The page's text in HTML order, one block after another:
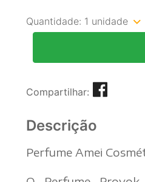
Quantidade: 1 unidade
Compartilhar:
Descrição
Perfume Amei